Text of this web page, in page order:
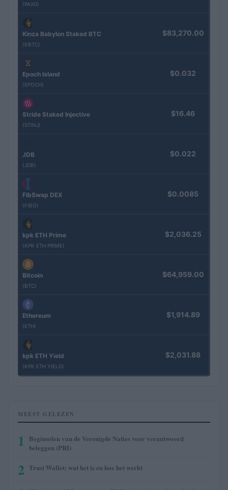
(PAXG)
Kinza Babylon Staked BTC
(KBTC)
$83,270.00
Epoch Island
(EPOCH)
$0.032
Stride Staked Injective
(STINJ)
$16.46
JDB
(JDB)
$0.022
FibSwap DEX
(FIBO)
$0.0085
kpk ETH Prime
(KPK ETH PRIME)
$2,036.25
Bitcoin
(BTC)
$64,959.00
Ethereum
(ETH)
$1,914.89
kpk ETH Yield
(KPK ETH YIELD)
$2,031.88
MEEST GELEZEN
1
Beginselen van de Verenigde Naties voor verantwoord
beleggen (PRI)
2 Trust Wallet: wat het is en hoe het werkt